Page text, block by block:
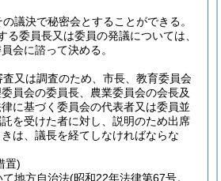
議決で秘密会とすることができる。
る委員長又は委員の発議については、
会に諮って決める。
又は調査のため、市長、教育委員会
員会の委員長、農業委員会の会長及
に基づく委員会の代表者又は委員並
を受けた者に対し、説明のため出席
は、議長を経てしなければならな
置)
地方自治法(昭和22年法律第67号。